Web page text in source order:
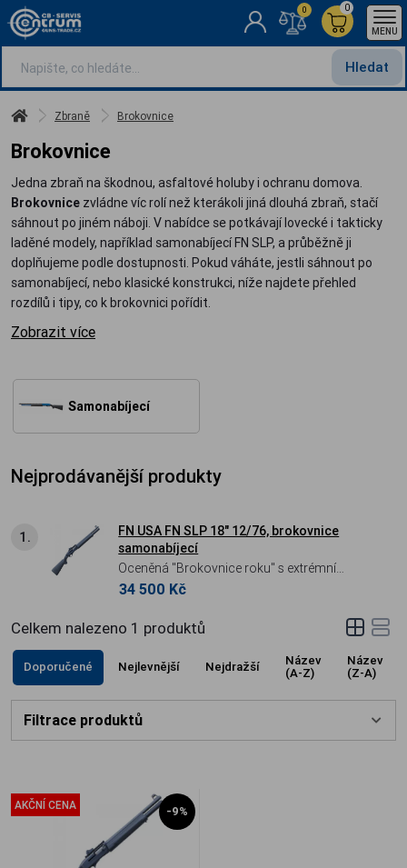
Hledat
0
0
MENU
Zbraně Brokovnice
Brokovnice
Jedna zbraň na škodnou, asfaltové holuby i ochranu domova.
Brokovnice zvládne víc rolí než kterákoli jiná dlouhá zbraň, stačí
sáhnout po jiném náboji. V nabídce se potkávají lovecké i takticky
laděné modely, například samonabíjecí FN SLP, a průběžně ji
doplňujeme podle dostupnosti. Pokud váháte, jestli sáhnout po
samonabíjecí, nebo klasické konstrukci, níže najdete přehled
rozdílů i tipy, co k brokovnici pořídit.
Zobrazit více
Samonabíjecí
Nejprodávanější produkty
1.
FN USA FN SLP 18" 12/76, brokovnice
samonabíjecí
Oceněná "Brokovnice roku" s extrémní
kadencí. FN SLP™ (Self Loading Police) je
výrobou samonabíjecích brokovnic. Díky
schopnosti vypálit 8 ran za méně než jednu
sekundu a ultra-spolehlivému plynovému
absolutní špičku v kategorii taktických
34 500 Kč
Celkem nalezeno 1 produktů
Doporučené Nejlevnější Nejdražší
Název
(A-Z)
Název
(Z-A)
Filtrace produktů
-9%
AKČNÍ CENA